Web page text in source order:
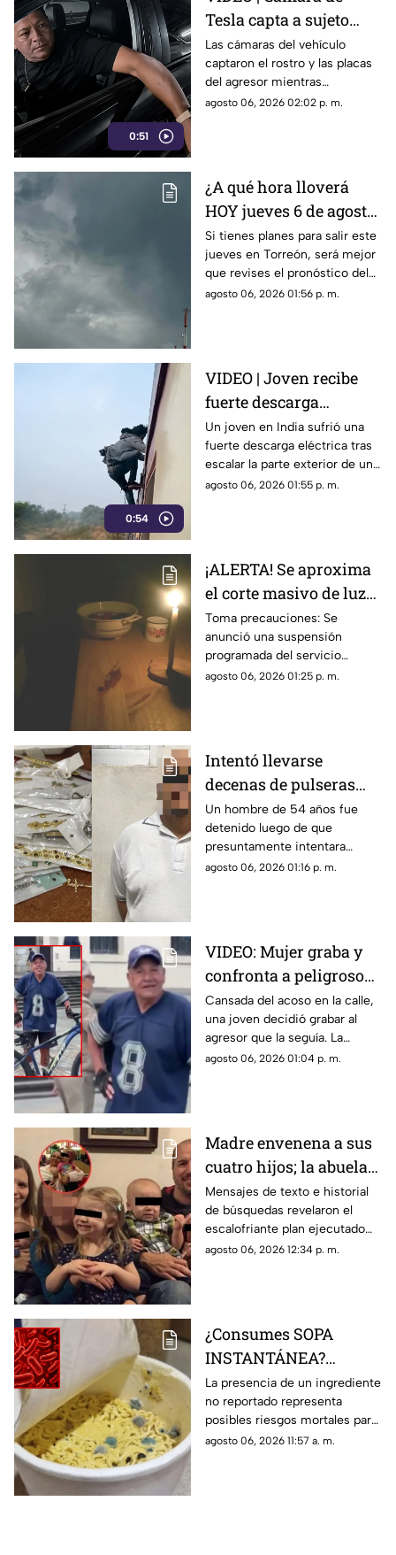
0:51
Tesla capta a sujeto
rayando el auto en
estacionamiento
Las cámaras del vehículo
captaron el rostro y las placas
del agresor mientras
vandalizaba la pintura. Esto
agosto 06, 2026 02:02 p. m.
¿A qué hora lloverá
HOY jueves 6 de agosto
en Torreón?
Si tienes planes para salir este
jueves en Torreón, será mejor
que revises el pronóstico del
tiempo.
agosto 06, 2026 01:56 p. m.
0:54
VIDEO | Joven recibe
fuerte descarga
eléctrica tras subir al
exterior de un tren en
movimiento
Un joven en India sufrió una
fuerte descarga eléctrica tras
escalar la parte exterior de un
tren en movimiento y tocar los
agosto 06, 2026 01:55 p. m.
¡ALERTA! Se aproxima
el corte masivo de luz
en Gómez Palacio ¿A
qué hora inicia HOY?
Toma precauciones: Se
anunció una suspensión
programada del servicio
nocturno que afectará a
agosto 06, 2026 01:25 p. m.
Intentó llevarse
decenas de pulseras
sin pagar y terminó
detenido en Centro de
Torreón
Un hombre de 54 años fue
detenido luego de que
presuntamente intentara
sustraer mercancía de una
agosto 06, 2026 01:16 p. m.
VIDEO: Mujer graba y
confronta a peligroso
acosador que la iba
siguiendo
Cansada del acoso en la calle,
una joven decidió grabar al
agresor que la seguía. La
postura del acosador y la
agosto 06, 2026 01:04 p. m.
Madre envenena a sus
cuatro hijos; la abuela
de los niños la ayudó a
cometer el crimen
Mensajes de texto e historial
de búsquedas revelaron el
escalofriante plan ejecutado
por la madre y la abuela.
agosto 06, 2026 12:34 p. m.
¿Consumes SOPA
INSTANTÁNEA?
Retiran del mercado
famosa marca; podría
causar daños mortales
La presencia de un ingrediente
no reportado representa
posibles riesgos mortales para
personas alérgicas. Conoce el
agosto 06, 2026 11:57 a. m.